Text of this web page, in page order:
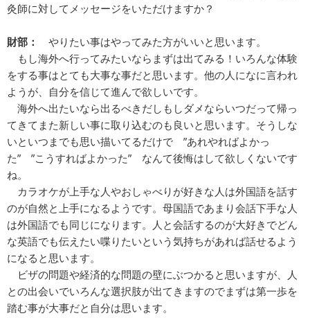
灸師に対してメッセージをいただけますか？
財部：
やりたい事はやってみた方がいいと思います。
もし海外へ行ってみたいならまずは出てみる！いろんな体験
をする事はとても大事な事だと思います。他の人になに言われ
ようが、自分を信じて進んで欲しいです。
海外へ出たいなら出るべきだしもしダメならいつだって帰っ
てきてまた新しい事に取り込むのも良いと思います。そうしな
いといつまでも思い描いてるだけで ”あれやればよかっ
た” ”こうすればよかった” なんて後悔はして欲しくないです
ね。
カラオケが上手な人やおしゃべりが好きな人は外国語を話す
のが自然と上手になるようです。母国語であまり会話下手な人
は外国語でも同じになります。人と会話するのが大好きでどん
な英語でも伝えたい喋りたいという気持ちがあれば話せるよう
になると思います。
ビザの問題や経済的な問題の壁にぶつかると思いますが、人
との出会いでいろんな選択肢が出てきますのでまずは第一歩を
踏む事が大事だと自分は思います。